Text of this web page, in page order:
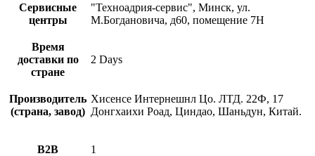
Сервисные
центры
"Техноадрия-сервис", Минск, ул.
М.Богдановича, д60, помещение 7H
Время
доставки по
стране
2 Days
Производитель
(страна, завод)
Хисенсе Интернешнл Цо. ЛТД. 22Ф, 17
Донгхаиxи Роад, Циндао, Шаньдун, Китай.
B2B 1